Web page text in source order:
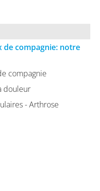
de compagnie: notre
compagnie
douleur
- Arthrose